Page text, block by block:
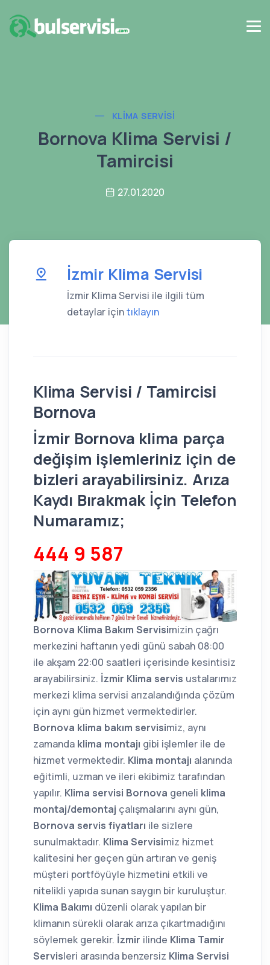
KLIMA SERVISI
Bornova Klima Servisi /
Tamircisi
27.01.2020
İzmir Klima Servisi
İzmir Klima Servisi ile ilgili tüm
detaylar içintıklayın
Klima Servisi / Tamircisi
Bornova
İzmir Bornova klima parça
değişim işlemleriniz için de
bizleri arayabilirsiniz. Arıza
Kaydı Bırakmak İçin Telefon
Numaramız;
444 9 587
Bornova Klima Bakım Servisimizin çağrı
merkezini haftanın yedi günü sabah 08:00
ile akşam 22:00 saatleri içerisinde kesintisiz
arayabilirsiniz. İzmir Klima servis ustalarımız
merkezi klima servisi arızalandığında çözüm
için aynı gün hizmet vermektedirler.
Bornova klima bakım servisimiz, aynı
zamanda klima montajı gibi işlemler ile de
hizmet vermektedir. Klima montajı alanında
eğitimli, uzman ve ileri ekibimiz tarafından
yapılır. Klima servisi Bornova geneli klima
montaj/demontaj çalışmalarını aynı gün,
Bornova servis fiyatları ile sizlere
sunulmaktadır. Klima Servisimiz hizmet
kalitesini her geçen gün artıran ve geniş
müşteri portföyüyle hizmetini etkili ve
nitelikli yapıda sunan saygın bir kuruluştur.
Klima Bakımı düzenli olarak yapılan bir
klimanın sürekli olarak arıza çıkartmadığını
söylemek gerekir. İzmir ilinde Klima Tamir
Servisleri arasında benzersiz Klima Servisi